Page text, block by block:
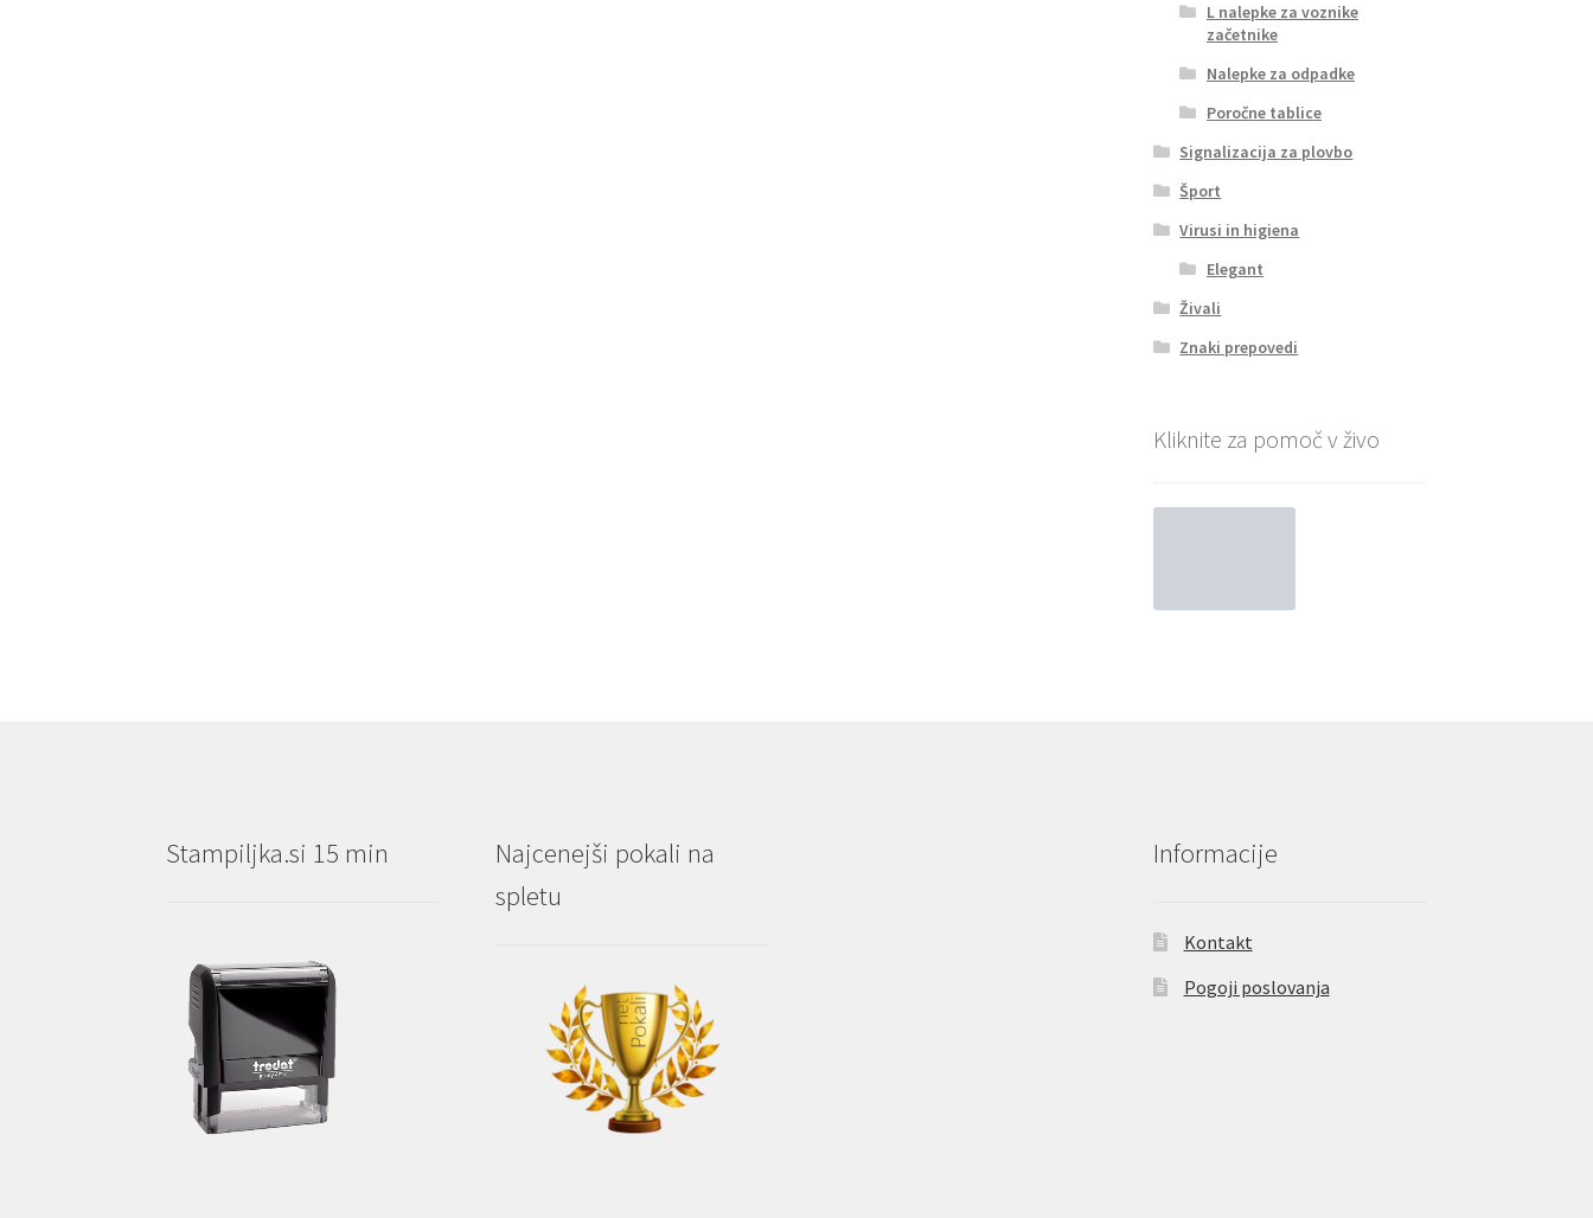
L nalepke za voznike
začetnike
Nalepke za odpadke
Poročne tablice
Signalizacija za plovbo
Šport
Virusi in higiena
Elegant
Živali
Znaki prepovedi
Kliknite za pomoč v živo
Stampiljka.si 15 min
Najcenejši pokali na
spletu
Informacije
Kontakt
Pogoji poslovanja